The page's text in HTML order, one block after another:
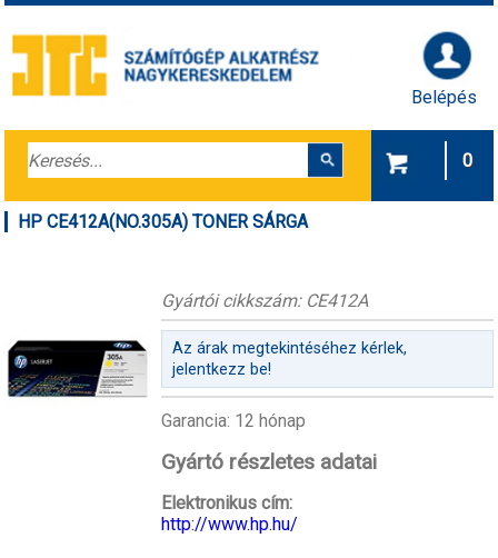
Belépés
0
HP CE412A(NO.305A) TONER SÁRGA
Gyártói cikkszám: CE412A
Az árak megtekintéséhez kérlek,
jelentkezz be!
Garancia: 12 hónap
Gyártó részletes adatai
Elektronikus cím:
http://www.hp.hu/